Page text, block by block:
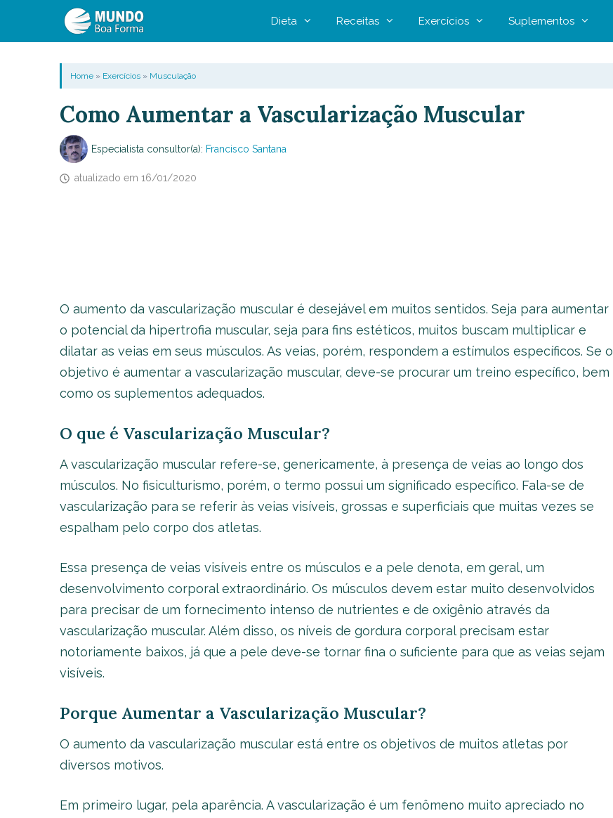
Dieta Receitas Exercícios Suplementos
Home» Exercícios» Musculação
Como Aumentar a Vascularização Muscular
Especialista consultor(a): Francisco Santana
atualizado em 16/01/2020
O aumento da vascularização muscular é desejável em muitos sentidos. Seja para aumentar
o potencial da hipertrofia muscular, seja para fins estéticos, muitos buscam multiplicar e
dilatar as veias em seus músculos. As veias, porém, respondem a estímulos específicos. Se o
objetivo é aumentar a vascularização muscular, deve-se procurar um treino específico, bem
como os suplementos adequados.
O que é Vascularização Muscular?
A vascularização muscular refere-se, genericamente, à presença de veias ao longo dos
músculos. No fisiculturismo, porém, o termo possui um significado específico. Fala-se de
vascularização para se referir às veias visíveis, grossas e superficiais que muitas vezes se
espalham pelo corpo dos atletas.
Essa presença de veias visíveis entre os músculos e a pele denota, em geral, um
desenvolvimento corporal extraordinário. Os músculos devem estar muito desenvolvidos
para precisar de um fornecimento intenso de nutrientes e de oxigênio através da
vascularização muscular. Além disso, os níveis de gordura corporal precisam estar
notoriamente baixos, já que a pele deve-se tornar fina o suficiente para que as veias sejam
visíveis.
Porque Aumentar a Vascularização Muscular?
O aumento da vascularização muscular está entre os objetivos de muitos atletas por
diversos motivos.
Em primeiro lugar, pela aparência. A vascularização é um fenômeno muito apreciado no